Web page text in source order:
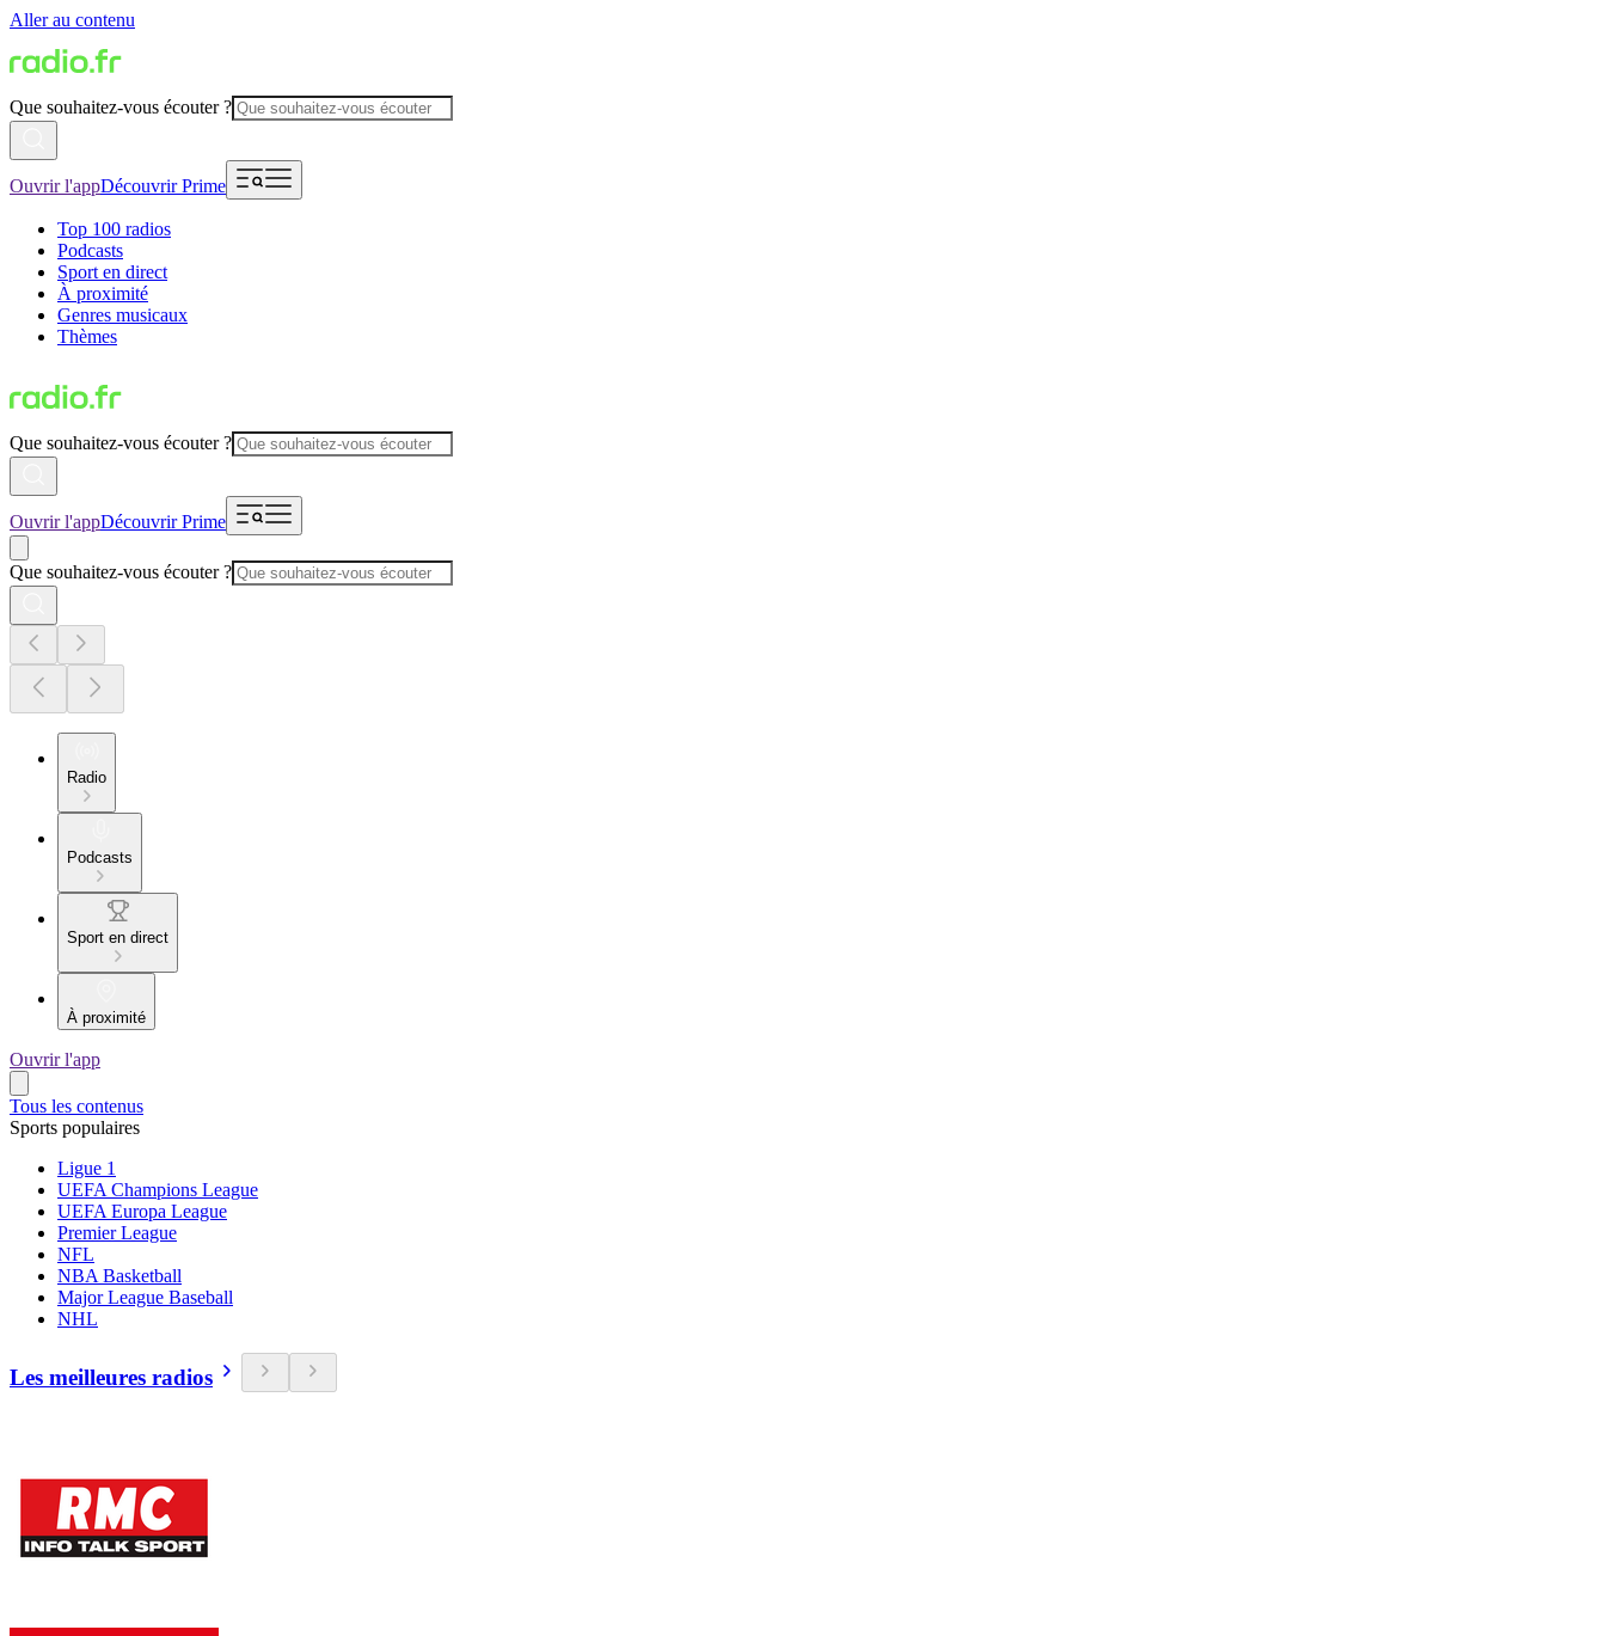
Aller au contenu
Que souhaitez-vous écouter ?
Ouvrir l'appDécouvrir Prime
Top 100 radios
Podcasts
Sport en direct
À proximité
Genres musicaux
Thèmes
Que souhaitez-vous écouter ?
Ouvrir l'appDécouvrir Prime
Que souhaitez-vous écouter ?
Radio
Podcasts
Sport en direct
À proximité
Ouvrir l'app
Tous les contenus
Sports populaires
Ligue 1
UEFA Champions League
UEFA Europa League
Premier League
NFL
NBA Basketball
Major League Baseball
NHL
Les meilleures radios